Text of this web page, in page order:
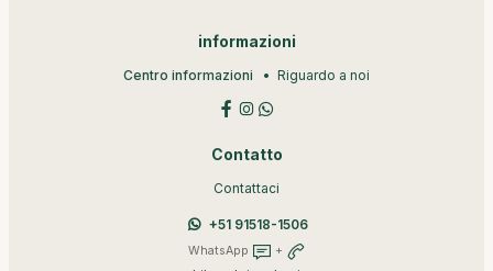
informazioni
Centro informazioni Riguardo a noi
Contatto
Contattaci
+51 91518-1506
WhatsApp +